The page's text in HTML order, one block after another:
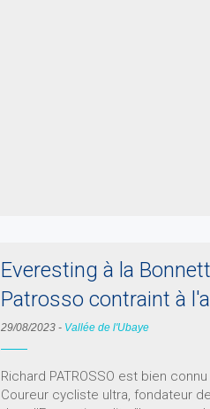
Everesting à la
Patrosso contraint à
29/08/2023 - Vallée de l'Ubaye
Richard PATROSSO est bien
Coureur cycliste ultra, fondateur